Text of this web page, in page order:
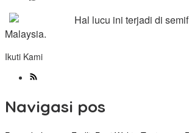
Hal lucu ini terjadi di
Malaysia.
Ikuti Kami
Navigasi pos